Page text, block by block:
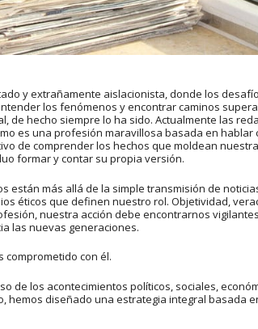
y extrañamente aislacionista, donde los
los fenómenos y encontrar caminos
de hecho siempre lo ha sido. Actualmente las
es una profesión maravillosa basada en hablar
de comprender los hechos que moldean
formar y contar su propia versión.
más allá de la simple transmisión de
éticos que definen nuestro rol. Objetividad,
nuestra acción debe encontrarnos
las nuevas generaciones.
comprometido con él.
de los acontecimientos políticos, sociales,
hemos diseñado una estrategia integral basada